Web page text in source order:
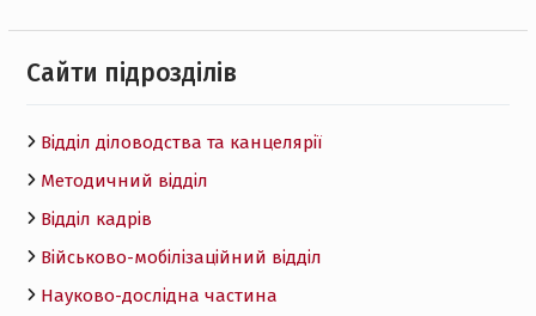
Cайти підрозділів
Відділ діловодства та канцелярії
Методичний відділ
Відділ кадрів
Військово-мобілізаційний відділ
Науково-дослідна частина